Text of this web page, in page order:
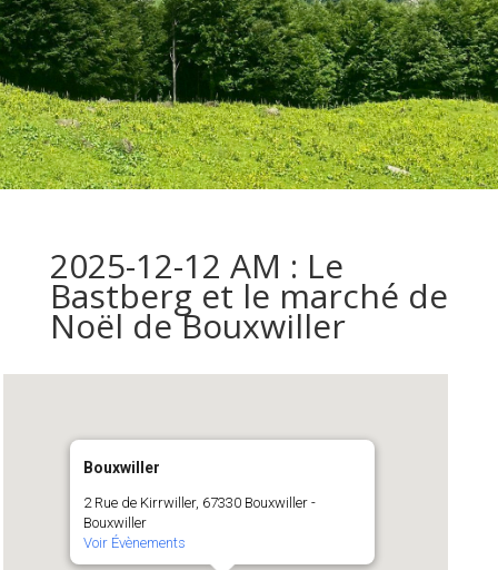
2025-12-12 AM : Le
Bastberg et le marché de
Noël de Bouxwiller
Bouxwiller
2 Rue de Kirrwiller, 67330 Bouxwiller -
Bouxwiller
Voir Évènements